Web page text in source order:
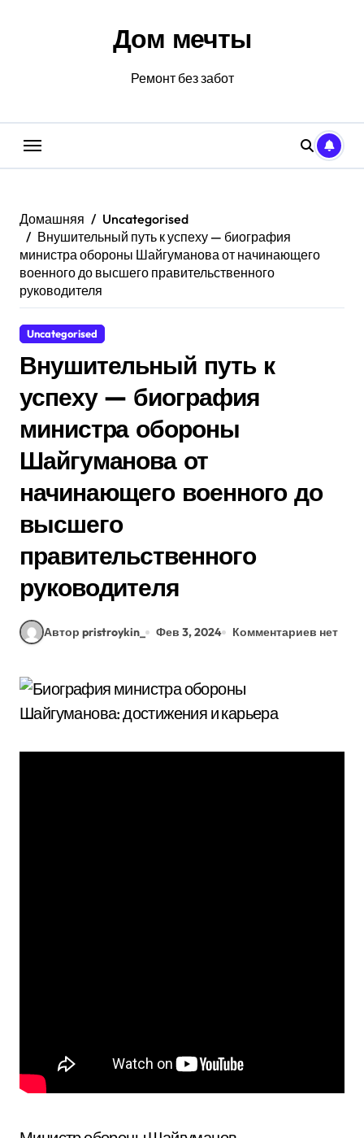
Дом мечты
Ремонт без забот
Домашняя
Uncategorised
Внушительный путь к успеху — биография
министра обороны Шайгуманова от начинающего
военного до высшего правительственного
руководителя
Uncategorised
Внушительный путь к
успеху — биография
министра обороны
Шайгуманова от
начинающего военного до
высшего
правительственного
руководителя
Автор pristroykin_ Фев 3, 2024 Комментариев нет